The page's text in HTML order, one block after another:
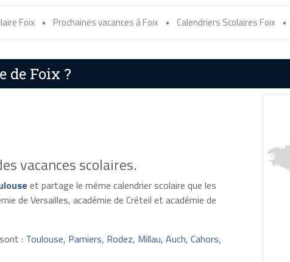
Foix • Prochaines vacances à Foix • Calendriers Scolaires Foix •
de Foix ?
vacances scolaires.
et partage le même calendrier scolaire que les
de Versailles, académie de Créteil et académie de
: Toulouse, Pamiers, Rodez, Millau, Auch, Cahors,